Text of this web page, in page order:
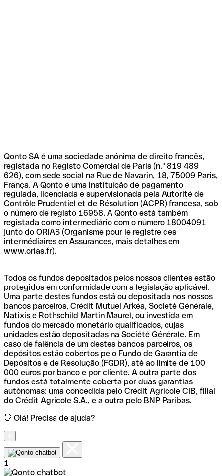
Qonto SA é uma sociedade anónima de direito francês,
registada no Registo Comercial de Paris (n.º 819 489
626), com sede social na Rue de Navarin, 18, 75009 Paris,
França. A Qonto é uma instituição de pagamento
regulada, licenciada e supervisionada pela Autorité de
Contrôle Prudentiel et de Résolution (ACPR) francesa, sob
o número de registo 16958. A Qonto está também
registada como intermediário com o número 18004091
junto do ORIAS (Organisme pour le registre des
intermédiaires en Assurances, mais detalhes em
www.orias.fr).
Todos os fundos depositados pelos nossos clientes estão
protegidos em conformidade com a legislação aplicável.
Uma parte destes fundos está ou depositada nos nossos
bancos parceiros, Crédit Mutuel Arkéa, Société Générale,
Natixis e Rothschild Martin Maurel, ou investida em
fundos do mercado monetário qualificados, cujas
unidades estão depositadas na Société Générale. Em
caso de falência de um destes bancos parceiros, os
depósitos estão cobertos pelo Fundo de Garantia de
Depósitos e de Resolução (FGDR), até ao limite de 100
000 euros por banco e por cliente. A outra parte dos
fundos está totalmente coberta por duas garantias
autónomas: uma concedida pelo Crédit Agricole CIB, filial
do Crédit Agricole S.A., e a outra pelo BNP Paribas.
👋 Olá! Precisa de ajuda?
1